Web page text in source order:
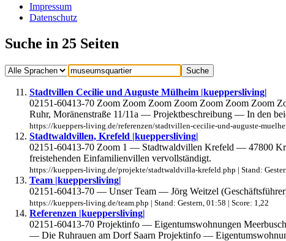
Impressum
Datenschutz
Suche in 25 Seiten
Stadtvillen Cecilie und Auguste Mülheim |kueppersliving|
02151-60413-70 Zoom Zoom Zoom Zoom Zoom Zoom Zoom
Ruhr, Moränenstraße 11/11a — Projektbeschreibung — In den
https://kueppers-living.de/referenzen/stadtvillen-cecilie-und-auguste-
Stadtwaldvillen, Krefeld |kueppersliving|
02151-60413-70 Zoom 1 — Stadtwaldvillen Krefeld — 47800
freistehenden Einfamilienvillen vervollständigt.
https://kueppers-living.de/projekte/stadtwaldvilla-krefeld.php | Stand:
Team |kueppersliving|
02151-60413-70 — Unser Team — Jörg Weitzel
https://kueppers-living.de/team.php | Stand: Gestern, 01:58 | Score: 1,22
Referenzen |kueppersliving|
02151-60413-70 Projektinfo — Eigentumswohnungen
— Die Ruhrauen am Dorf Saarn Projektinfo —